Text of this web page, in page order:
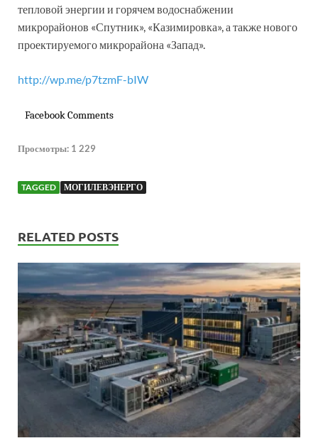
тепловой энергии и горячем водоснабжении
микрорайонов «Спутник», «Казимировка», а также нового
проектируемого микрорайона «Запад».
http://wp.me/p7tzmF-bIW
Facebook Comments
Просмотры: 1 229
TAGGED МОГИЛЕВЭНЕРГО
RELATED POSTS